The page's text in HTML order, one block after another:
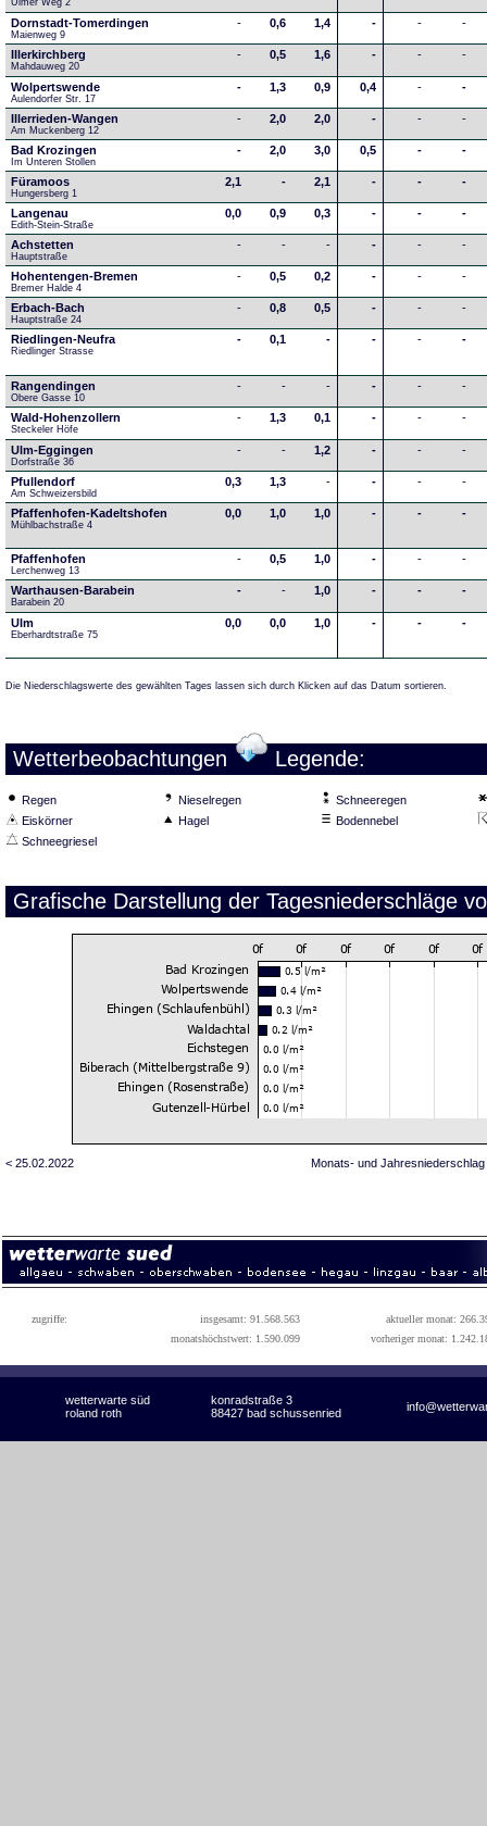
Ulmer Weg 2
Dornstadt-Tomerdingen
Maienweg 9
- 0,6 1,4 - - -
Illerkirchberg
Mahdauweg 20
- 0,5 1,6 - - -
Wolpertswende
Aulendorfer Str. 17
- 1,3 0,9 0,4 - -
Illerrieden-Wangen
Am Muckenberg 12
- 2,0 2,0 - - -
Bad Krozingen
Im Unteren Stollen
- 2,0 3,0 0,5 - -
Füramoos
Hungersberg 1
2,1 - 2,1 - - -
Langenau
Edith-Stein-Straße
0,0 0,9 0,3 - - -
Achstetten
Hauptstraße
- - - - - -
Hohentengen-Bremen
Bremer Halde 4
- 0,5 0,2 - - -
Erbach-Bach
Hauptstraße 24
- 0,8 0,5 - - -
Riedlingen-Neufra
Riedlinger Strasse
- 0,1 - - - -
Rangendingen
Obere Gasse 10
- - - - - -
Wald-Hohenzollern
Steckeler Höfe
- 1,3 0,1 - - -
Ulm-Eggingen
Dorfstraße 36
- - 1,2 - - -
Pfullendorf
Am Schweizersbild
0,3 1,3 - - - -
Pfaffenhofen-Kadeltshofen
Mühlbachstraße 4
0,0 1,0 1,0 - - -
Pfaffenhofen
Lerchenweg 13
- 0,5 1,0 - - -
Warthausen-Barabein
Barabein 20
- - 1,0 - - -
Ulm
Eberhardtstraße 75
0,0 0,0 1,0 - - -
Die Niederschlagswerte des gewählten Tages lassen sich durch Klicken auf das Datum sortieren.
Wetterbeobachtungen Legende:
Regen Nieselregen
Schneeregen
Eiskörner
Hagel
Bodennebel
Schneegriesel
Grafische Darstellung der Tagesniederschläge
< 25.02.2022 Monats- und Jahresniederschlag
zugriffe: insgesamt: 91.568.563
aktueller monat:
monatshöchstwert: 1.590.099
vorheriger monat:
wetterwarte süd konradstraße 3
roland roth 88427 bad schussenried